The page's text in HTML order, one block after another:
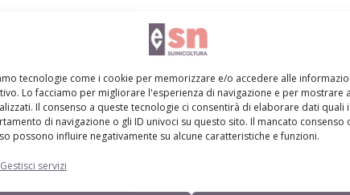
tecnologie come i cookie per memorizzare e/o accedere alle
Lo facciamo per migliorare l'esperienza di navigazione e per mostrare
Il consenso a queste tecnologie ci consentirà di elaborare dati quali il
di navigazione o gli ID univoci su questo sito. Il mancato consenso
possono influire negativamente su alcune caratteristiche e funzioni.
Gestisci servizi